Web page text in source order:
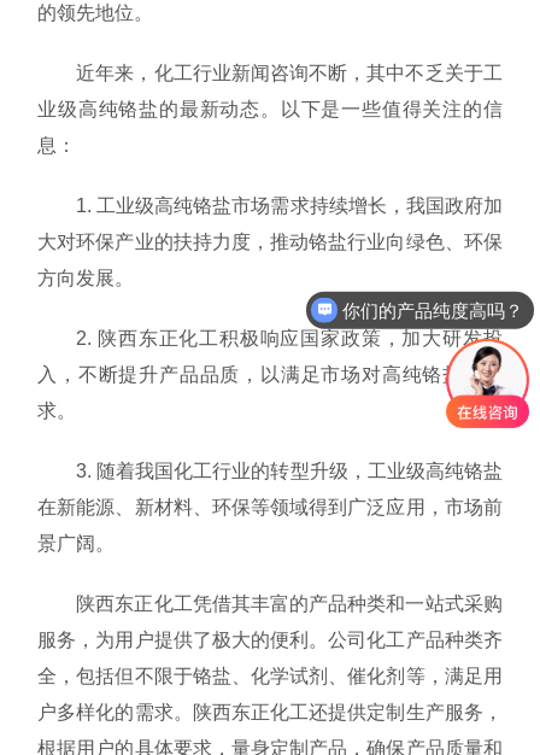
的领先地位。
近年来，化工行业新闻咨询不断，其中不乏关于工
业级高纯铬盐的最新动态。以下是一些值得关注的信
息：
1. 工业级高纯铬盐市场需求持续增长，我国政府加
大对环保产业的扶持力度，推动铬盐行业向绿色、环保
方向发展。
2. 陕西东正化工积极响应国家政策，加大研发投
入，不断提升产品品质，以满足市场对高纯铬盐的需
求。
3. 随着我国化工行业的转型升级，工业级高纯铬盐
在新能源、新材料、环保等领域得到广泛应用，市场前
景广阔。
陕西东正化工凭借其丰富的产品种类和一站式采购
服务，为用户提供了极大的便利。公司化工产品种类齐
全，包括但不限于铬盐、化学试剂、催化剂等，满足用
户多样化的需求。陕西东正化工还提供定制生产服务，
根据用户的具体要求，量身定制产品，确保产品质量和
你们的产品纯度高吗？